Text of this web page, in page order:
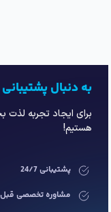
به دنبال
هستیم!
پشتیبانی 24/7
مشاوره تخصصی